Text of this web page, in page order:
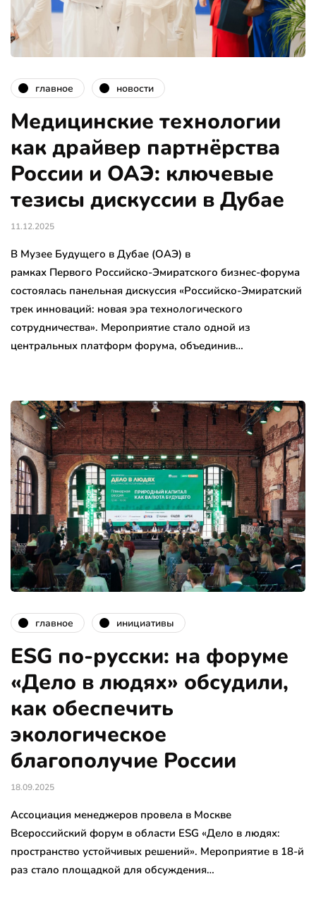
главное новости
Медицинские технологии
как драйвер партнёрства
России и ОАЭ: ключевые
тезисы дискуссии в Дубае
11.12.2025
В Музее Будущего в Дубае (ОАЭ) в
рамках Первого Российско-Эмиратского бизнес-форума
состоялась панельная дискуссия «Российско-Эмиратский
трек инноваций: новая эра технологического
сотрудничества». Мероприятие стало одной из
центральных платформ форума, объединив…
главное инициативы
ESG по-русски: на форуме
«Дело в людях» обсудили,
как обеспечить
экологическое
благополучие России
18.09.2025
Ассоциация менеджеров провела в Москве
Всероссийский форум в области ESG «Дело в людях:
пространство устойчивых решений». Мероприятие в 18-й
раз стало площадкой для обсуждения…